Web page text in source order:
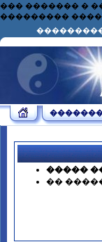
��� ������� �
���������
�����
��